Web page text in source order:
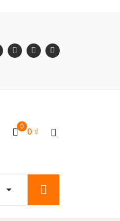
0 0 ₫